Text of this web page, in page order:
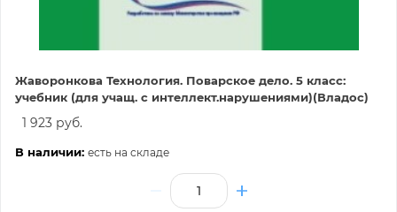
Жаворонкова Технология. Поварское дело. 5 класс:
учебник (для учащ. с интеллект.нарушениями)(Владос)
1 923 руб.
В наличии: есть на складе